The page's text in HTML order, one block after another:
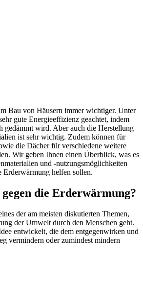
Bau von Häusern immer wichtiger. Unter
gute Energieeffizienz geachtet, indem
gedämmt wird. Aber auch die Herstellung
ist sehr wichtig. Zudem können für
die Dächer für verschiedene weitere
Wir geben Ihnen einen Überblick, was es
und -nutzungsmöglichkeiten
Erderwärmung helfen sollen.
die Erderwärmung?
der am meisten diskutierten Themen,
der Umwelt durch den Menschen geht.
entwickelt, die dem entgegenwirken und
vermindern oder zumindest mindern